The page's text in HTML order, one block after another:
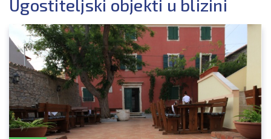
Ugostiteljski objekti u blizini